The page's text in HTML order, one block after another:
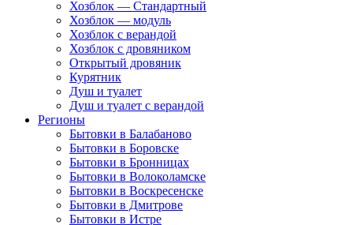
Хозблок — Стандартный
Хозблок — модуль
Хозблок с верандой
Хозблок с дровяником
Открытый дровяник
Курятник
Душ и туалет
Душ и туалет с верандой
Регионы
Бытовки в Балабаново
Бытовки в Боровске
Бытовки в Бронницах
Бытовки в Волоколамске
Бытовки в Воскресенске
Бытовки в Дмитрове
Бытовки в Истре